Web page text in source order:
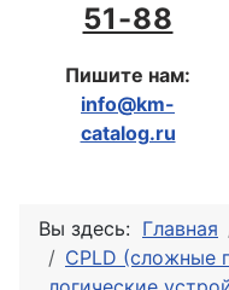
51-88
Пишите нам:
info@km-
catalog.ru
Вы здесь: Главная
CPLD (сложные